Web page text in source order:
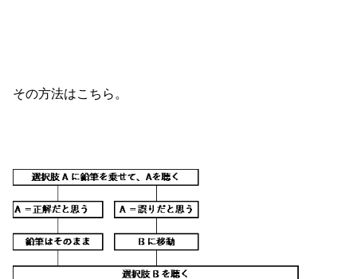
その方法はこちら。